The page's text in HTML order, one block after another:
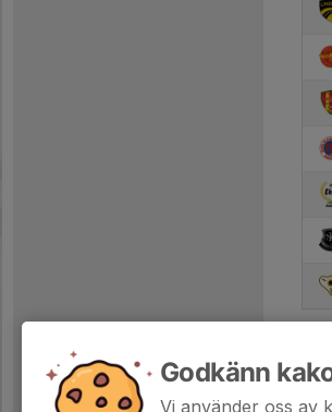
Godkänn
Vi använder oss av